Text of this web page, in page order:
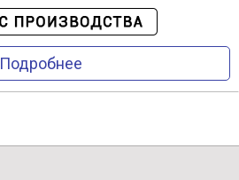
Подробнее